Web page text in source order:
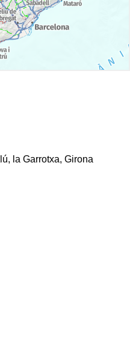
la Garrotxa, Girona